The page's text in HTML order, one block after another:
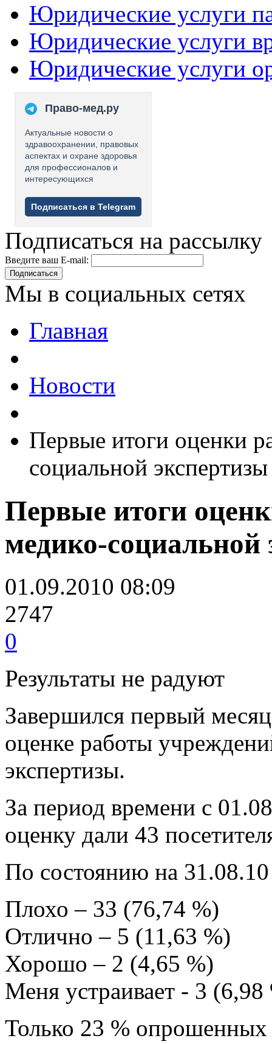
Юридические услуги
Юридические услуги
Юридические услуги
Право-мед.ру
Актуальные новости о
здравоохранении, правовых
аспектах и охране здоровья
для профессионалов и
интересующихся
Подписаться в Telegram
Подписаться на рассылку
Введите ваш E-mail:
Подписаться
Мы в социальных сетях
Главная
Новости
Первые итоги оценки
социальной экспертизы
Первые итоги
медико-социальной
01.09.2010 08:09
2747
0
Результаты не радуют
Завершился первый
оценке работы
экспертизы.
За период времени с
оценку дали 43
По состоянию на
Плохо – 33 (76,74 %)
Отлично – 5 (11,63 %)
Хорошо – 2 (4,65 %)
Меня устраивает - 3 (6,98
Только 23 %